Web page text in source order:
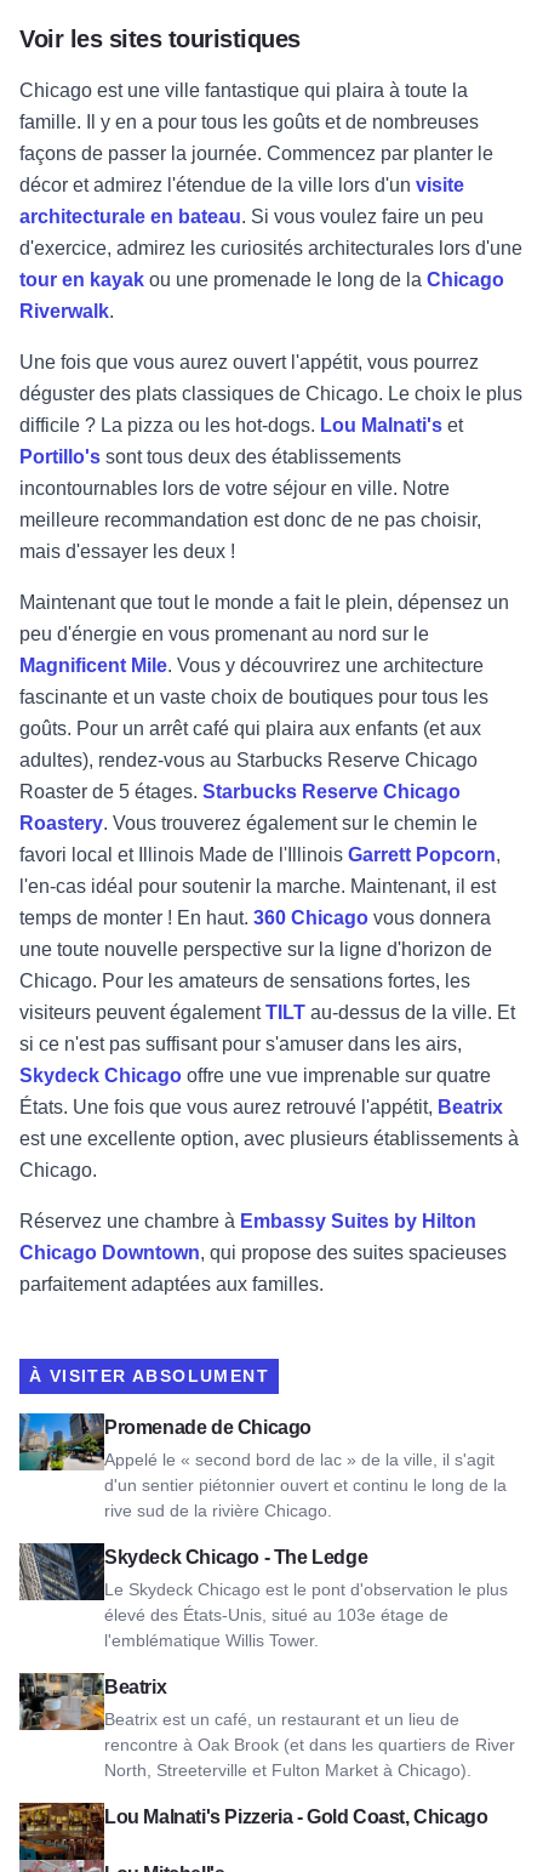
Voir les sites touristiques
Chicago est une ville fantastique qui plaira à toute la
famille. Il y en a pour tous les goûts et de nombreuses
façons de passer la journée. Commencez par planter le
décor et admirez l'étendue de la ville lors d'un visite
architecturale en bateau. Si vous voulez faire un peu
d'exercice, admirez les curiosités architecturales lors d'une
tour en kayak ou une promenade le long de la Chicago
Riverwalk.
Une fois que vous aurez ouvert l'appétit, vous pourrez
déguster des plats classiques de Chicago. Le choix le plus
difficile ? La pizza ou les hot-dogs. Lou Malnati's et
Portillo's sont tous deux des établissements
incontournables lors de votre séjour en ville. Notre
meilleure recommandation est donc de ne pas choisir,
mais d'essayer les deux !
Maintenant que tout le monde a fait le plein, dépensez un
peu d'énergie en vous promenant au nord sur le
Magnificent Mile. Vous y découvrirez une architecture
fascinante et un vaste choix de boutiques pour tous les
goûts. Pour un arrêt café qui plaira aux enfants (et aux
adultes), rendez-vous au Starbucks Reserve Chicago
Roaster de 5 étages. Starbucks Reserve Chicago
Roastery. Vous trouverez également sur le chemin le
favori local et
Illinois Made de l'Illinois Garrett Popcorn,
l'en-cas idéal pour soutenir la marche. Maintenant, il est
temps de monter ! En haut. 360 Chicago vous donnera
une toute nouvelle perspective sur la ligne d'horizon de
Chicago. Pour les amateurs de sensations fortes, les
visiteurs peuvent égalementTILT au-dessus de la ville. Et
si ce n'est pas suffisant pour s'amuser dans les airs,
Skydeck Chicago offre une vue imprenable sur quatre
États. Une fois que vous aurez retrouvé l'appétit, Beatrix
est une excellente option, avec plusieurs établissements à
Chicago.
Réservez une chambre à Embassy Suites by Hilton
Chicago Downtown, qui propose des suites spacieuses
parfaitement adaptées aux familles.
À VISITER ABSOLUMENT
Promenade de Chicago
Appelé le « second bord de lac » de la ville, il s'agit
d'un sentier piétonnier ouvert et continu le long de la
rive sud de la rivière Chicago.
Voir Chicago Riverwalk
Skydeck Chicago - The Ledge
Le Skydeck Chicago est le pont d'observation le plus
élevé des États-Unis, situé au 103e étage de
l'emblématique Willis Tower.
Voir Skydeck Chicago - The Ledge
Beatrix
Beatrix est un café, un restaurant et un lieu de
rencontre à Oak Brook (et dans les quartiers de River
North, Streeterville et Fulton Market à Chicago).
Voir Beatrix
Lou Malnati's Pizzeria - Gold Coast, Chicago
Voir Lou Malnati's Pizzeria - Gold Coast, Chicago